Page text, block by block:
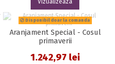
Vizualizeaza
Disponibil doar la comanda
Aranjament Special - Cosul
primaverii
1.242,97 lei